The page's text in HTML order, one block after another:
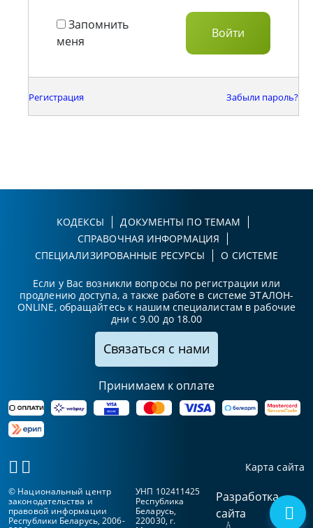
Запомнить
меня
Регистрация Забыли пароль?
КОДЕКСЫ
ДОКУМЕНТЫ ПО ТЕМАМ
СПРАВОЧНАЯ ИНФОРМАЦИЯ
СПЕЦИАЛИЗИРОВАННЫЕ РЕСУРСЫ
О СИСТЕМЕ
Если у Вас возникли вопросы по регистрации или
продлению доступа, а также работе в системе ЭТАЛОН-
ONLINE, обращайтесь к нашим специалистам в рабочие
дни с 9.00 до 18.00
Связаться с нами
Принимаем к оплате
Карта сайта
© Национальный центр
законодательства и
правовой информации
Республики Беларусь, 2006-
УНП 102411425
Республика
Беларусь,
220030, г.
Разработка
сайта